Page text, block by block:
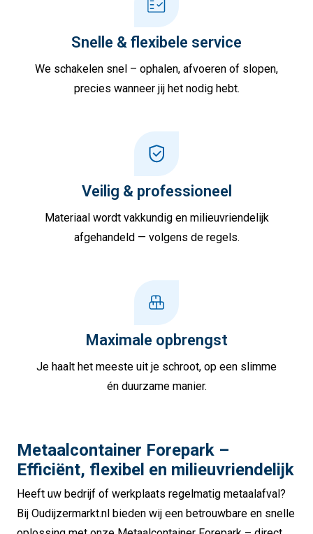
Snelle & flexibele service
We schakelen snel – ophalen, afvoeren of slopen,
precies wanneer jij het nodig hebt.
Veilig & professioneel
Materiaal wordt vakkundig en milieuvriendelijk
afgehandeld — volgens de regels.
Maximale opbrengst
Je haalt het meeste uit je schroot, op een slimme
én duurzame manier.
Metaalcontainer Forepark –
Efficiënt, flexibel en milieuvriendelijk
Heeft uw bedrijf of werkplaats regelmatig metaalafval?
Bij Oudijzermarkt.nl bieden wij een betrouwbare en snelle